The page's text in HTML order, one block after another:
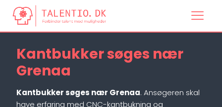
Kantbukker søges nær
Grenaa
Kantbukker søges nær Grenaa. Ansøgeren skal
have erfaring med CNC-kantbukning og